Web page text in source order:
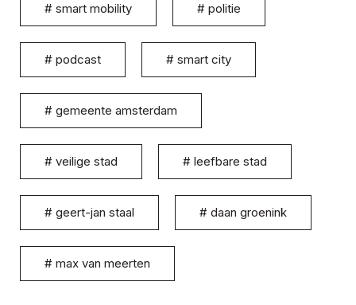
# smart mobility # politie
# podcast # smart city
# gemeente amsterdam
# veilige stad # leefbare stad
# geert-jan staal # daan groenink
# max van meerten